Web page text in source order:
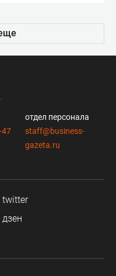
47
отдел персонала
staff@business-
gazeta.ru
twitter
дзен